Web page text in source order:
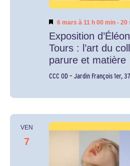
Mis
avant
6 mars à 11 h 00 min- 20
Exposition
Tours : l’art du
parure et matière
CCC OD – Jardin François 1er,
VEN
7